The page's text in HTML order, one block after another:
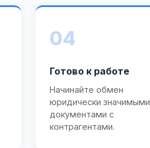
04
Готово к работе
Начинайте обмен
юридически значимыми
документами с
контрагентами.